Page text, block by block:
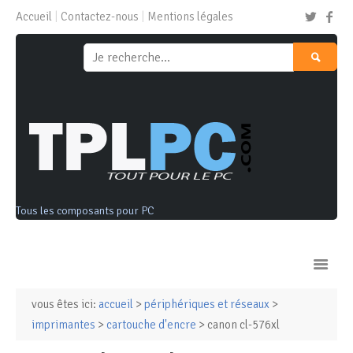
Accueil Contactez-nous Mentions légales
Tous les composants pour PC
Ordinateurs & Tablettes
vous êtes ici: accueil > périphériques et réseaux >
imprimantes > cartouche d'encre > canon cl-576xl